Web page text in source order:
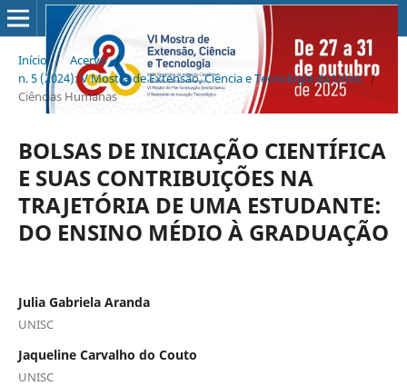
Início / Acervo /
n. 5 (2024): V Mostra de Extensão, Ciência e Tecnologia da Unisc /
Ciências Humanas
BOLSAS DE INICIAÇÃO CIENTÍFICA
E SUAS CONTRIBUIÇÕES NA
TRAJETÓRIA DE UMA ESTUDANTE:
DO ENSINO MÉDIO À GRADUAÇÃO
Julia Gabriela Aranda
UNISC
Jaqueline Carvalho do Couto
UNISC